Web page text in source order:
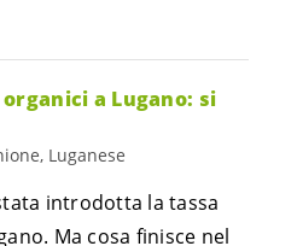
a Lugano: si
Luganese
introdotta la tassa
Ma cosa finisce nel